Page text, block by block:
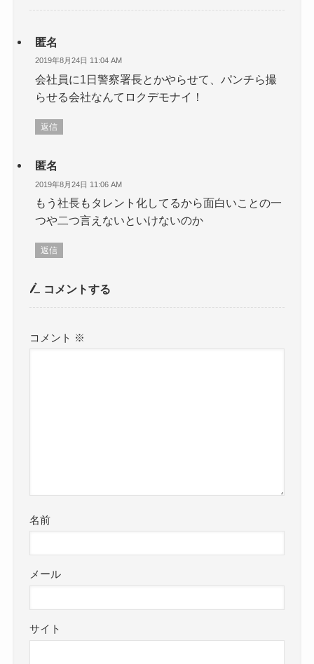
匿名
2019年8月24日 11:04 AM
会社員に1日警察署長とかやらせて、パンチら撮
らせる会社なんてロクデモナイ！
返信
匿名
2019年8月24日 11:06 AM
もう社長もタレント化してるから面白いことの一
つや二つ言えないといけないのか
返信
コメントする
コメント ※
名前
メール
サイト